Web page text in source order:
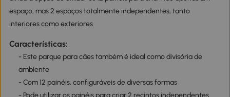
espaço, mas 2 espaços totalmente independentes, tanto
interiores como exteriores
Características:
- Este parque para cães também é ideal como divisória de
ambiente
- Com 12 painéis, configuráveis de diversas formas